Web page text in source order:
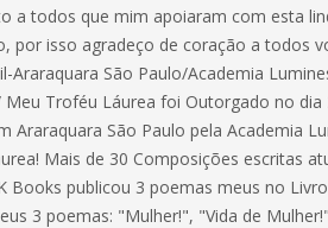
a todos que mim apoiaram com esta
por isso agradeço de coração a todos
Araraquara São Paulo/Academia
Troféu Láurea foi Outorgado no dia
Araraquara São Paulo pela Academia
Mais de 30 Composições escritas
Books publicou 3 poemas meus no
3 poemas: "Mulher!", "Vida de